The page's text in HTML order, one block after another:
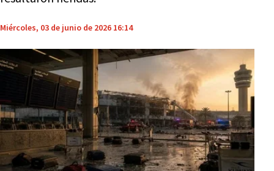
Miércoles, 03 de junio de 2026 16:14